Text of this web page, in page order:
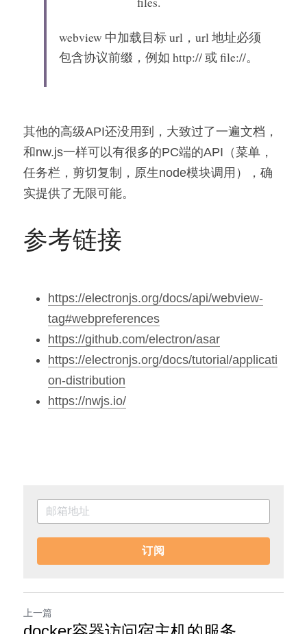
webview 中加载目标 url，url 地址必须
包含协议前缀，例如 http:// 或 file://。
其他的高级API还没用到，大致过了一遍文档，
和nw.js一样可以有很多的PC端的API（菜单，
任务栏，剪切复制，原生node模块调用），确
实提供了无限可能。
参考链接
https://electronjs.org/docs/api/webview-
tag#webpreferences
https://github.com/electron/asar
https://electronjs.org/docs/tutorial/applicati
on-distribution
https://nwjs.io/
订阅
上一篇